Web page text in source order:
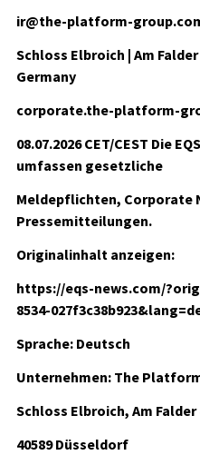
ir@the-platform-
Schloss Elbroich | Am
Germany
corporate.the-platform-
08.07.2026 CET/CEST Die
umfassen gesetzliche
Meldepflichten, Corporate
Pressemitteilungen.
Originalinhalt anzeigen:
https://eqs-news.com/
8534-
Sprache: Deutsch
Unternehmen: The Platform
Schloss Elbroich, Am Falder
40589 Düsseldorf